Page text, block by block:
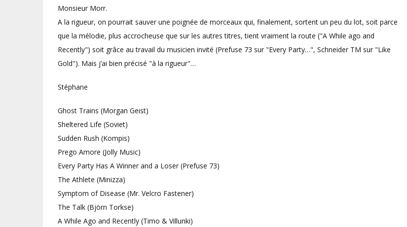
Monsieur Morr.
A la rigueur, on pourrait sauver une poignée de morceaux qui, finalement, sortent un peu du lot, soit parce
que la mélodie, plus accrocheuse que sur les autres titres, tient vraiment la route ("A While ago and
Recently") soit grâce au travail du musicien invité (Prefuse 73 sur "Every Party…", Schneider TM sur "Like
Gold"). Mais j’ai bien précisé "à la rigueur"…
Stéphane
Ghost Trains (Morgan Geist)
Sheltered Life (Soviet)
Sudden Rush (Kompis)
Prego Amore (Jolly Music)
Every Party Has A Winner and a Loser (Prefuse 73)
The Athlete (Minizza)
Symptom of Disease (Mr. Velcro Fastener)
The Talk (Björn Torkse)
A While Ago and Recently (Timo & Villunki)